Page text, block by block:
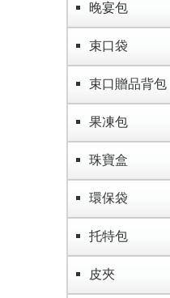
晚宴包
束口袋
束口贈品背包
果凍包
珠寶盒
環保袋
托特包
皮夾